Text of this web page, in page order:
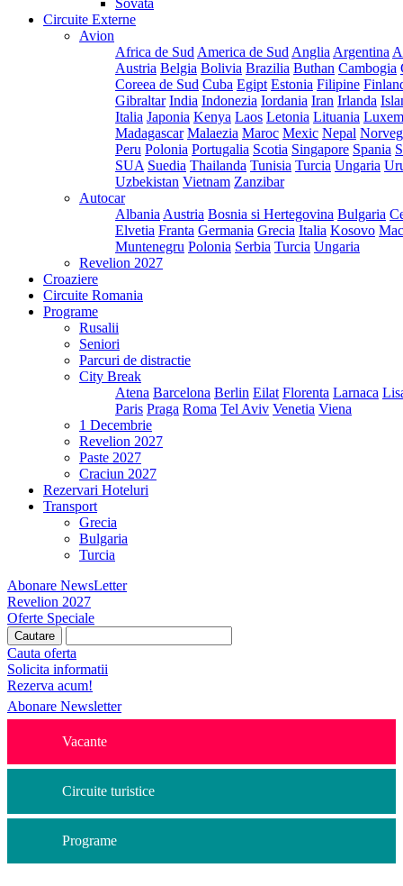
Sovata
Circuite Externe
Avion
Africa de Sud America de Sud Anglia Argentina
Austria Belgia Bolivia Brazilia Buthan Cambogia
Coreea de Sud Cuba Egipt Estonia Filipine
Gibraltar India Indonezia Iordania Iran Irlanda
Italia Japonia Kenya Laos Letonia Lituania
Madagascar Malaezia Maroc Mexic Nepal
Peru Polonia Portugalia Scotia Singapore Spania
SUA Suedia Thailanda Tunisia Turcia Ungaria
Uzbekistan Vietnam Zanzibar
Autocar
Albania Austria Bosnia si Hertegovina Bulgaria
Elvetia Franta Germania Grecia Italia Kosovo
Muntenegru Polonia Serbia Turcia Ungaria
Revelion 2027
Croaziere
Circuite Romania
Programe
Rusalii
Seniori
Parcuri de distractie
City Break
Atena Barcelona Berlin Eilat Florenta Larnaca
Paris Praga Roma Tel Aviv Venetia Viena
1 Decembrie
Revelion 2027
Paste 2027
Craciun 2027
Rezervari Hoteluri
Transport
Grecia
Bulgaria
Turcia
Abonare NewsLetter
Revelion 2027
Oferte Speciale
Cauta oferta
Solicita informatii
Rezerva acum!
Abonare Newsletter
Vacante
Circuite turistice
Programe